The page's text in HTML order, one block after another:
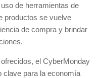
de herramientas de
productos se vuelve
de compra y brindar
el CyberMonday
clave para la economía